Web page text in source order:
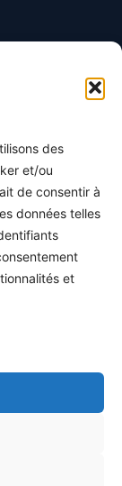
des
et/ou
de consentir à
données telles
et